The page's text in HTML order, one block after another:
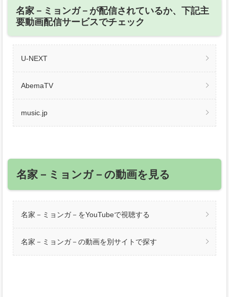
名家－ミョンガ－が配信されているか、下記主
要動画配信サービスでチェック
U-NEXT
AbemaTV
music.jp
名家－ミョンガ－の動画を見る
名家－ミョンガ－をYouTubeで視聴する
名家－ミョンガ－の動画を別サイトで探す